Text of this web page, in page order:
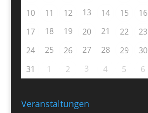
10
11 12 13 14 15
16
17
18 19 20 21 22
23
24
25 26 27 28 29
30
31
1 2 3 4 5 6
Veranstaltungen